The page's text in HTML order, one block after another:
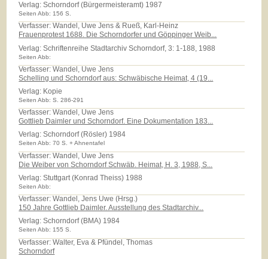
Verlag:Schorndorf (Bürgermeisteramt) 1987
Seiten Abb: 156 S.
Verfasser: Wandel, Uwe Jens & Rueß, Karl-Heinz
Frauenprotest 1688. Die Schorndorfer und Göppinger Weib...
Verlag:Schriftenreihe Stadtarchiv Schorndorf, 3: 1-188, 1988
Seiten Abb:
Verfasser: Wandel, Uwe Jens
Schelling und Schorndorf aus: Schwäbische Heimat, 4 (19...
Verlag: Kopie
Seiten Abb: S. 286-291
Verfasser: Wandel, Uwe Jens
Gottlieb Daimler und Schorndorf. Eine Dokumentation 183...
Verlag:Schorndorf (Rösler) 1984
Seiten Abb: 70 S. + Ahnentafel
Verfasser: Wandel, Uwe Jens
Die Weiber von Schorndorf Schwäb. Heimat, H. 3, 1988, S...
Verlag:Stuttgart (Konrad Theiss) 1988
Seiten Abb:
Verfasser: Wandel, Jens Uwe (Hrsg.)
150 Jahre Gottlieb Daimler. Ausstellung des Stadtarchiv...
Verlag:Schorndorf (BMA) 1984
Seiten Abb: 155 S.
Verfasser: Walter, Eva & Pfündel, Thomas
Schorndorf